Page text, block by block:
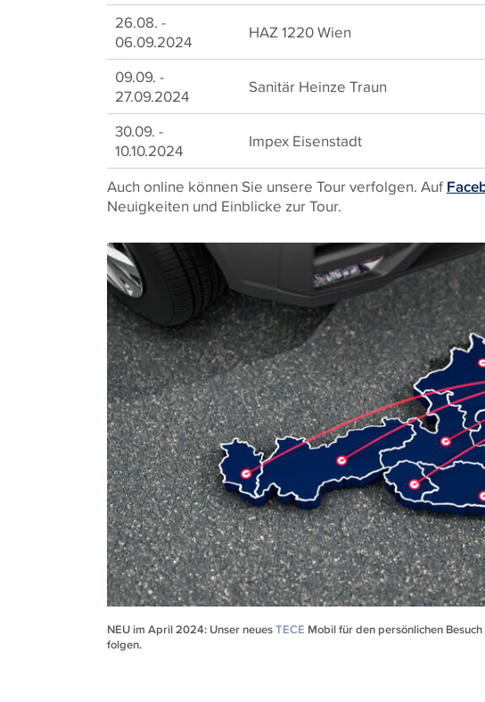
26.08. -
06.09.2024
HAZ 1220 Wien
09.09. -
27.09.2024
Sanitär Heinze Traun
30.09. -
10.10.2024
Impex Eisenstadt
Auch online können Sie unsere Tour verfolgen. Auf
Neuigkeiten und Einblicke zur Tour.
NEU im April 2024: Unser neuesTECE Mobil für den persönlichen
folgen.